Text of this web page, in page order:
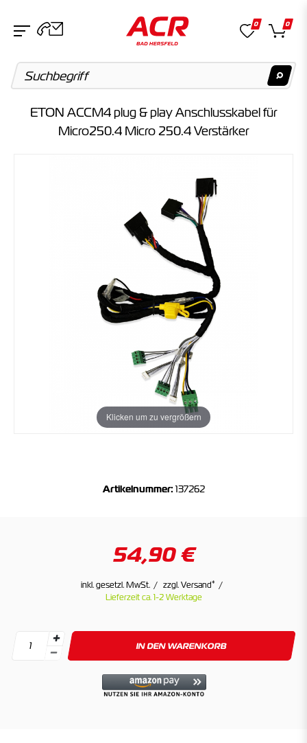
Keine Suchergebnisse gefunden.
Keine Suchergebnisse gefunden.
0 0
ETON ACCM4 plug & play Anschlusskabel für
Micro250.4 Micro 250.4 Verstärker
Klicken um zu vergrößern
Artikelnummer: 137262
54,90 €
inkl. gesetzl. MwSt. zzgl. Versand*
Lieferzeit ca. 1-2 Werktage
IN DEN WARENKORB